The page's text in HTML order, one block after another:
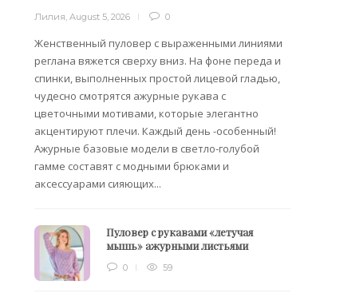
Лилия ,August 5, 2026 0
Женственный пуловер с выраженными линиями
реглана вяжется сверху вниз. На фоне переда и
спинки, выполненных простой лицевой гладью,
чудесно смотрятся ажурные рукава с
цветочными мотивами, которые элегантно
акцентируют плечи. Каждый день -особенный!
Ажурные базовые модели в светло-голубой
гамме составят с модными брюками и
аксессуарами сияющих...
Пуловер с рукавами «летучая
мышь» ажурными листьями
0 59